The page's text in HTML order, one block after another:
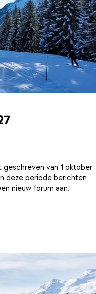
van 1 oktober
deze periode berichten
nieuw forum aan.